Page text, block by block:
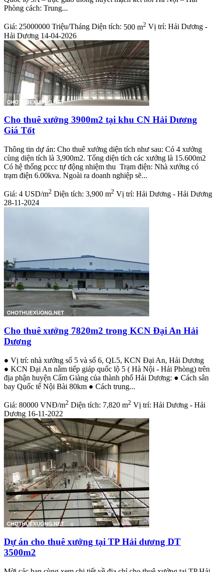
Phòng cách: Trung...
Giá: 25000000 Triệu/Tháng Diện tích: 500 m2 Vị trí: Hải Dương -
Hải Dương 14-04-2026
Cho thuê xưởng 3900m2 tại khu CN Hải Dương
Giá Tốt
Thông tin dự án: Cho thuê xưởng diện tích như sau: Có 4 xưởng
cùng diện tích là 3,900m2. Tổng diện tích các xưởng là 15.600m2
Có hệ thống pccc tự động nhiệm thu Trạm điện: Nhà xưởng có
trạm điện 6.00kva. Ngoài ra doanh nghiệp sẽ...
Giá: 4 USD/m2 Diện tích: 3,900 m2 Vị trí: Hải Dương - Hải Dương
28-11-2024
Cho thuê xưởng 7820m2 trong KCN Đại An Hải
Dương
● Vị trí: nhà xưởng số 5 và số 6, QL5, KCN Đại An, Hải Dương
● KCN Đại An nằm tiếp giáp quốc lộ 5 ( Hà Nội - Hải Phòng) trên
địa phận huyện Cẩm Giàng của thành phố Hải Dương: ● Cách sân
bay Quốc tế Nội Bài 80km ● Cách trung...
Giá: 80000 VNĐ/m2 Diện tích: 7,820 m2 Vị trí: Hải Dương - Hải
Dương 16-11-2022
Dự án cho thuê xưởng tại TP Hải dương DT
3500m2